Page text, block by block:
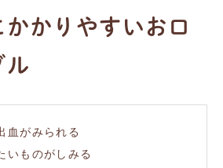
かりやすいお口
ル
血がみられる
いものがしみる